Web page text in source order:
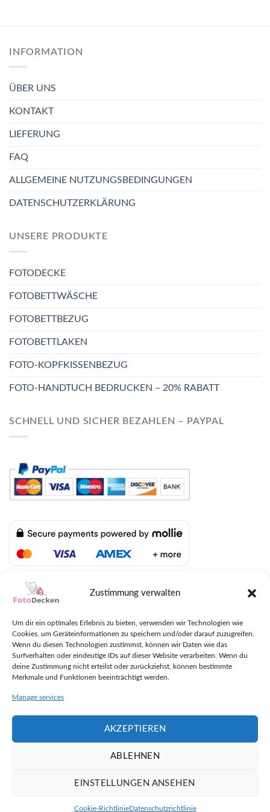
Zustimmung verwalten
Um dir ein optimales Erlebnis zu bieten, verwenden wir Technologien wie
Cookies, um Geräteinformationen zu speichern und/oder darauf zuzugreifen.
Wenn du diesen Technologien zustimmst, können wir Daten wie das
Surfverhalten oder eindeutige IDs auf dieser Website verarbeiten. Wenn du
deine Zustimmung nicht erteilst oder zurückziehst, können bestimmte
Merkmale und Funktionen beeinträchtigt werden.
Manage services
AKZEPTIEREN
ABLEHNEN
EINSTELLUNGEN ANSEHEN
Cookie-RichtlinieDatenschutzrichtlinie
INFORMATION
ÜBER UNS
KONTAKT
LIEFERUNG
FAQ
ALLGEMEINE NUTZUNGSBEDINGUNGEN
DATENSCHUTZERKLÄRUNG
UNSERE PRODUKTE
FOTODECKE
FOTOBETTWÄSCHE
FOTOBETTBEZUG
FOTOBETTLAKEN
FOTO-KOPFKISSENBEZUG
FOTO-HANDTUCH BEDRUCKEN – 20% RABATT
SCHNELL UND SICHER BEZAHLEN – PAYPAL
LIEFERUNG MIT DHL UND UPS
Copyright 2026 ©FotoDecken.at